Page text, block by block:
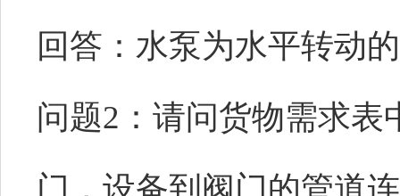
回答：水泵为水平转动
问题2：请问货物需求表
门，设备到阀门的管道